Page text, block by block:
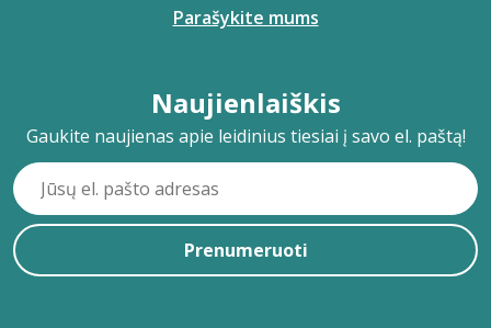
Parašykite mums
Naujienlaiškis
Gaukite naujienas apie leidinius tiesiai į savo el. paštą!
Prenumeruoti